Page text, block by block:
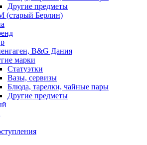
Другие предметы
(старый Берлин)
B&G Дания
марки
Статуэтки
Вазы, сервизы
Блюда, тарелки, чайные пары
Другие предметы